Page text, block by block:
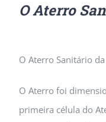
O Aterro
O Aterro Sanitário
O Aterro foi
primeira célula do